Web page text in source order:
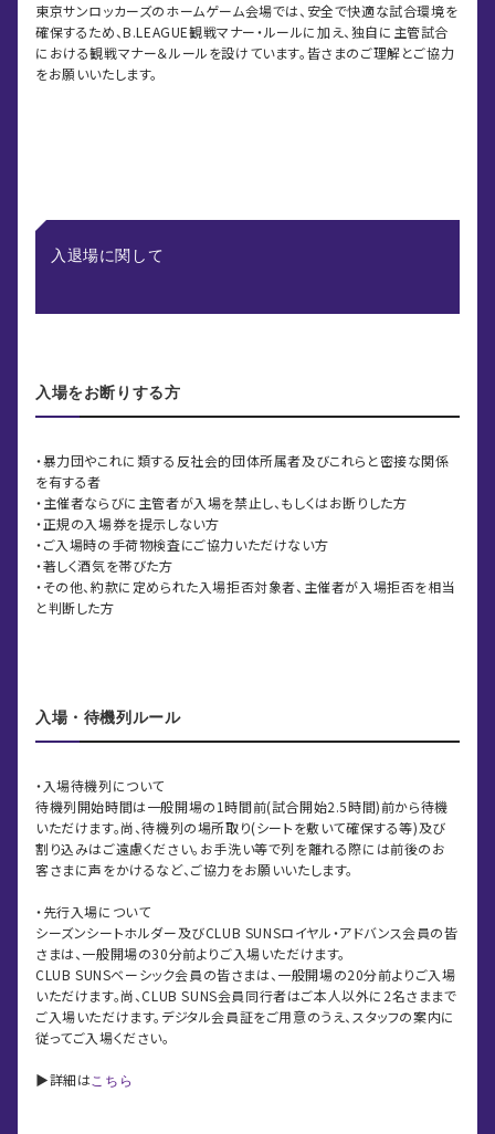
東京サンロッカーズのホームゲーム会場では、安全で快適な試合環境を
確保するため、B.LEAGUE観戦マナー・ルールに加え、独自に主管試合
における観戦マナー＆ルールを設けています。皆さまのご理解とご協力
をお願いいたします。
入退場に関して
入場をお断りする方
・暴力団やこれに類する反社会的団体所属者及びこれらと密接な関係
を有する者
・主催者ならびに主管者が入場を禁止し、もしくはお断りした方
・正規の入場券を提示しない方
・ご入場時の手荷物検査にご協力いただけない方
・著しく酒気を帯びた方
・その他、約款に定められた入場拒否対象者、主催者が入場拒否を相当
と判断した方
入場・待機列ルール
・入場待機列について
待機列開始時間は一般開場の1時間前(試合開始2.5時間)前から待機
いただけます。尚、待機列の場所取り(シートを敷いて確保する等)及び
割り込みはご遠慮ください。お手洗い等で列を離れる際には前後のお
客さまに声をかけるなど、ご協力をお願いいたします。
・先行入場について
シーズンシートホルダー及びCLUB SUNSロイヤル・アドバンス会員の皆
さまは、一般開場の30分前よりご入場いただけます。
CLUB SUNSベーシック会員の皆さまは、一般開場の20分前よりご入場
いただけます。尚、CLUB SUNS会員同行者はご本人以外に2名さままで
ご入場いただけます。デジタル会員証をご用意のうえ、スタッフの案内に
従ってご入場ください。
▶︎詳細はこちら